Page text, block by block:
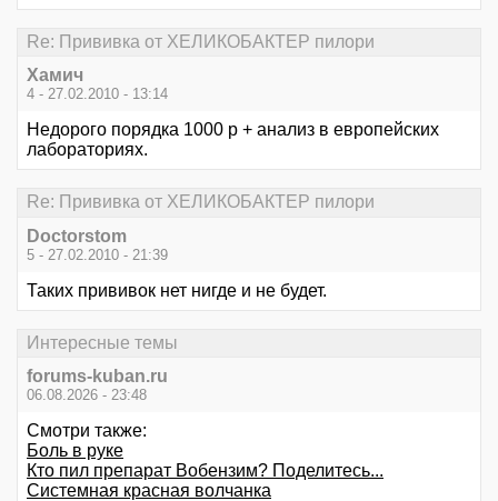
Re: Прививка от ХЕЛИКОБАКТЕР пилори
Хамич
4 - 27.02.2010 - 13:14
Недорого порядка 1000 р + анализ в европейских
лабораториях.
Re: Прививка от ХЕЛИКОБАКТЕР пилори
Doctorstom
5 - 27.02.2010 - 21:39
Таких прививок нет нигде и не будет.
Интересные темы
forums-kuban.ru
06.08.2026 - 23:48
Смотри также:
Боль в руке
Кто пил препарат Вобензим? Поделитесь...
Системная красная волчанка